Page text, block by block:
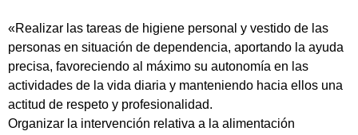
«Realizar las tareas de higiene personal y vestido de las
personas en situación de dependencia, aportando la ayuda
precisa, favoreciendo al máximo su autonomía en las
actividades de la vida diaria y manteniendo hacia ellos una
actitud de respeto y profesionalidad.
Organizar la intervención relativa a la alimentación